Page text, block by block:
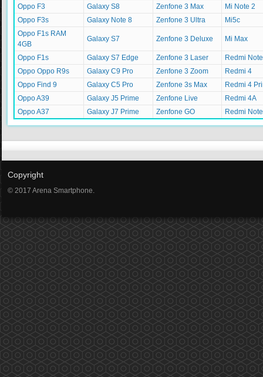
Oppo F3
Galaxy S8 Zenfone 3 Max
Mi Note 2
Oppo F3s
Galaxy Note 8 Zenfone 3 Ultra
Mi5c
Oppo F1s RAM
4GB
Galaxy S7 Zenfone 3 Deluxe Mi Max
Oppo F1s Galaxy S7 Edge Zenfone 3 Laser
Redmi
Oppo Oppo R9s
Galaxy C9 Pro Zenfone 3 Zoom
Redmi 4
Oppo Find 9
Galaxy C5 Pro Zenfone 3s Max
Redmi 4
Oppo A39
Galaxy J5 Prime Zenfone Live
Redmi 4A
Oppo A37
Galaxy J7 Prime Zenfone GO Redmi
Copyright
© 2017 Arena Smartphone.